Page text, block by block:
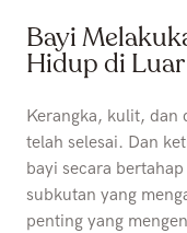
Bayi
Hidup di
Kerangka, kulit, dan
telah selesai. Dan
bayi secara
subkutan yang
penting yang